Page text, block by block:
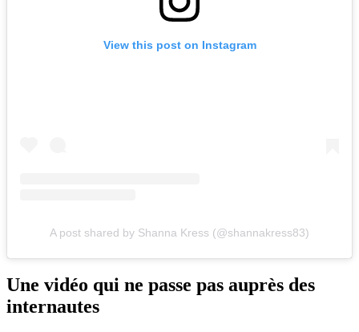
View this post on Instagram
A post shared by Shanna Kress (@shannakress83)
Une vidéo qui ne passe pas auprès des
internautes